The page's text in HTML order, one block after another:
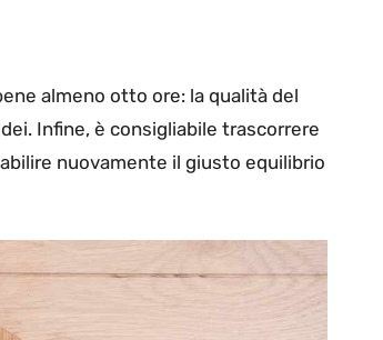
almeno otto ore: la qualità del
Infine, è consigliabile trascorrere
nuovamente il giusto equilibrio